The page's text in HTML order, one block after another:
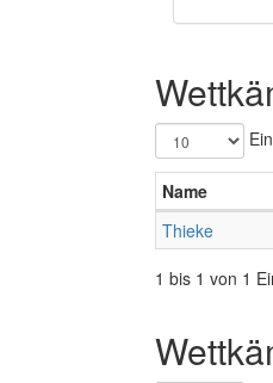
Name
Thieke
1 bis 1 von 1